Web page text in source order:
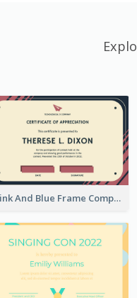
Pink And Blue Frame Company Certificate